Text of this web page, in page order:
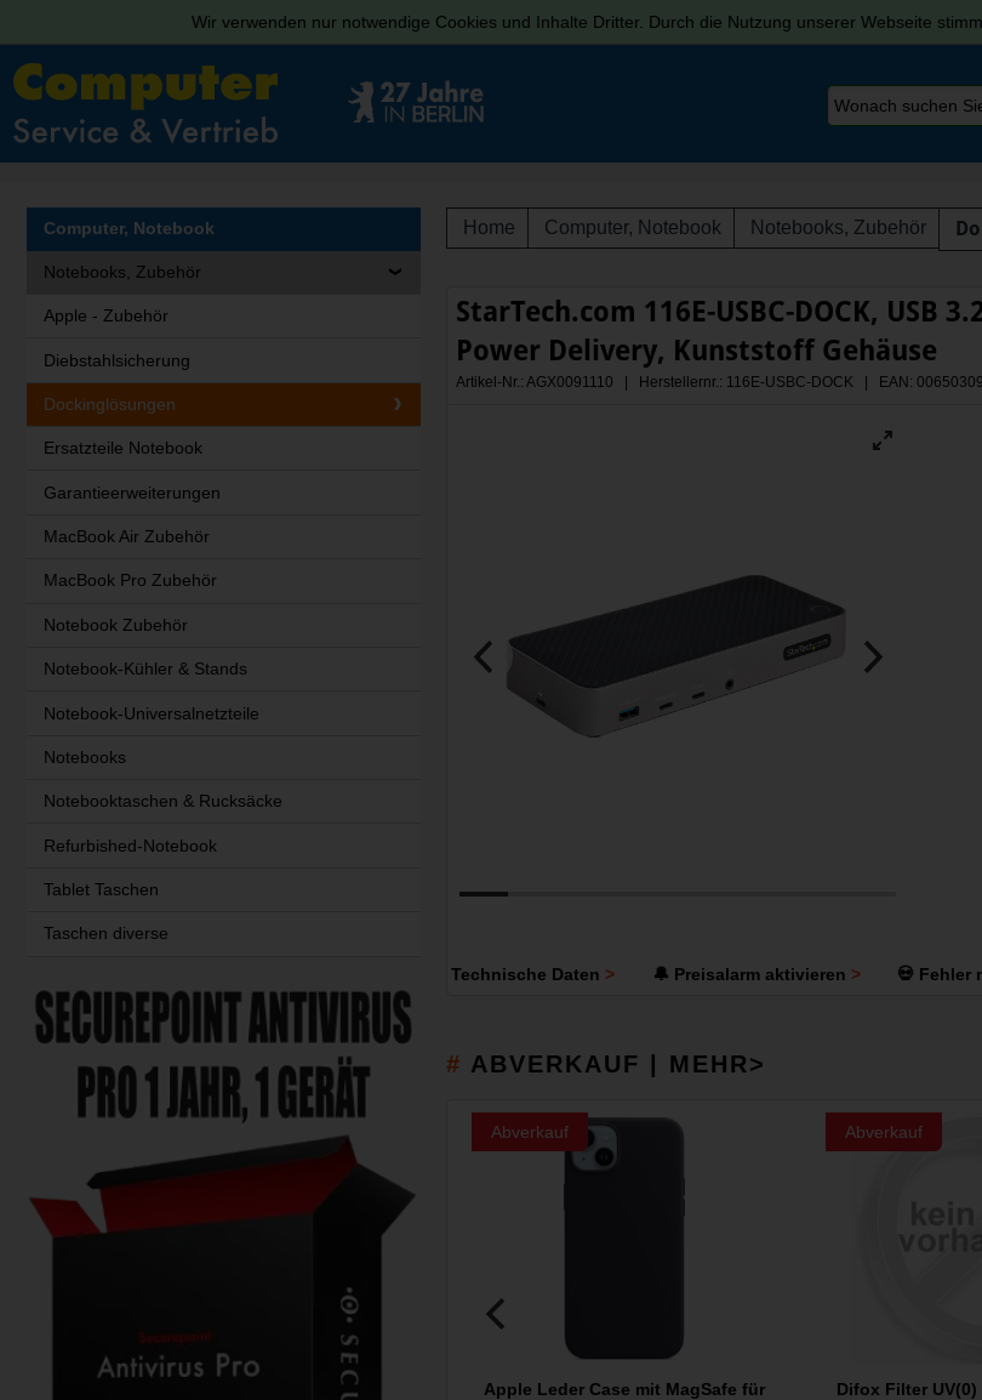
Wir verwenden nur notwendige Cookies und Inhalte Dritter. Durch die Nutzung unserer Webseite
Home Computer, Notebook Notebooks, Zubehör
StarTech.com 116E-USBC-DOCK, USB
Power Delivery, Kunststoff Gehäuse
Artikel-Nr.: AGX0091110 | Herstellernr.: 116E-USBC-DOCK | EAN:
Technische Daten 🔔 Preisalarm aktivieren 💀 Fehler
ABVERKAUF | MEHR>
Abverkauf
Apple Leder Case mit MagSafe für
Abverkauf
Difox Filter
Computer, Notebook
Notebooks, Zubehör
Apple - Zubehör
Diebstahlsicherung
Dockinglösungen
Ersatzteile Notebook
Garantieerweiterungen
MacBook Air Zubehör
MacBook Pro Zubehör
Notebook Zubehör
Notebook-Kühler & Stands
Notebook-Universalnetzteile
Notebooks
Notebooktaschen & Rucksäcke
Refurbished-Notebook
Tablet Taschen
Taschen diverse